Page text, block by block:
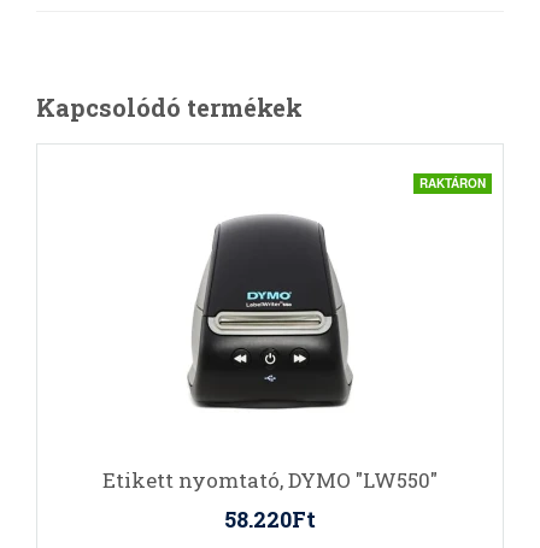
Kapcsolódó termékek
RAKTÁRON
Etikett nyomtató, DYMO "LW550"
58.220Ft